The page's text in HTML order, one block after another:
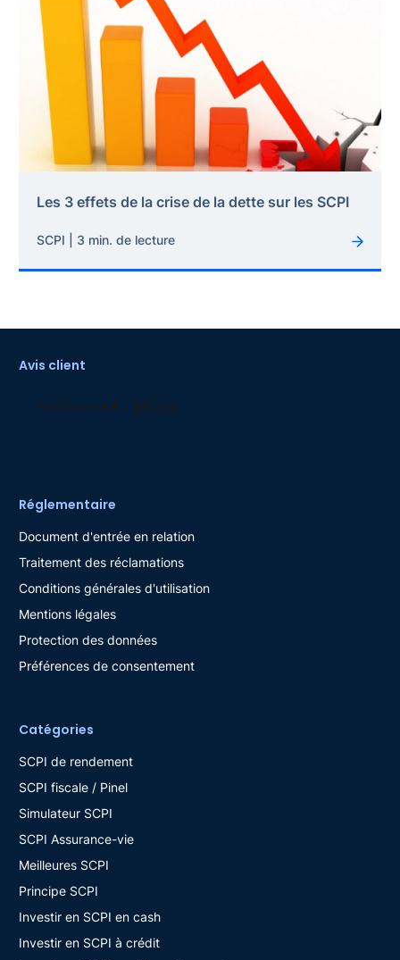
Les 3 effets de la crise de la dette sur les SCPI
SCPI | 3 min. de lecture
Avis client
Réglementaire
Document d'entrée en relation
Traitement des réclamations
Conditions générales d'utilisation
Mentions légales
Protection des données
Préférences de consentement
Catégories
SCPI de rendement
SCPI fiscale / Pinel
Simulateur SCPI
SCPI Assurance-vie
Meilleures SCPI
Principe SCPI
Investir en SCPI en cash
Investir en SCPI à crédit